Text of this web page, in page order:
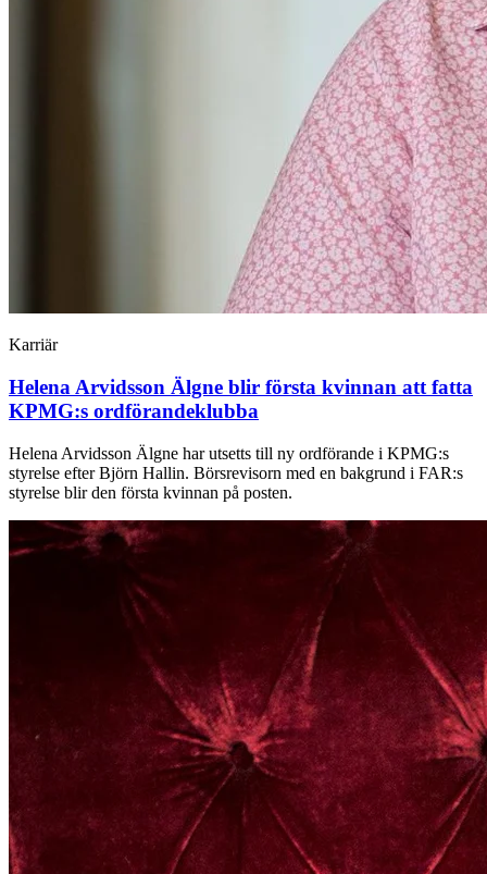
Karriär
Helena Arvidsson Älgne blir första kvinnan att fatta
KPMG:s ordförandeklubba
Helena Arvidsson Älgne har utsetts till ny ordförande i KPMG:s
styrelse efter Björn Hallin. Börsrevisorn med en bakgrund i FAR:s
styrelse blir den första kvinnan på posten.